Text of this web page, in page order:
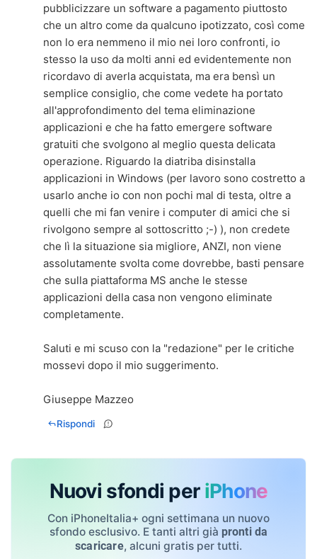
pubblicizzare un software a pagamento piuttosto
che un altro come da qualcuno ipotizzato, così come
non lo era nemmeno il mio nei loro confronti, io
stesso la uso da molti anni ed evidentemente non
ricordavo di averla acquistata, ma era bensì un
semplice consiglio, che come vedete ha portato
all'approfondimento del tema eliminazione
applicazioni e che ha fatto emergere software
gratuiti che svolgono al meglio questa delicata
operazione. Riguardo la diatriba disinstalla
applicazioni in Windows (per lavoro sono costretto a
usarlo anche io con non pochi mal di testa, oltre a
quelli che mi fan venire i computer di amici che si
rivolgono sempre al sottoscritto ;-) ), non credete
che lì la situazione sia migliore, ANZI, non viene
assolutamente svolta come dovrebbe, basti pensare
che sulla piattaforma MS anche le stesse
applicazioni della casa non vengono eliminate
completamente.
Saluti e mi scuso con la "redazione" per le critiche
mossevi dopo il mio suggerimento.
Giuseppe Mazzeo
Rispondi
Nuovi sfondi per iPhone
Con iPhoneItalia+ ogni settimana un nuovo
sfondo esclusivo. E tanti altri già pronti da
scaricare, alcuni gratis per tutti.